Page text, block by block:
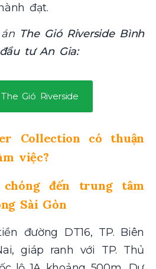
đạt.
The Gió Riverside Bình
tư An Gia:
Gió Riverside
Collection có thuận
việc?
đến trung tâm
Sài Gòn
đường DT16, TP. Biên
giáp ranh với TP. Thủ